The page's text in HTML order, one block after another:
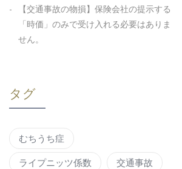
【交通事故の物損】保険会社の提示する
「時価」のみで受け入れる必要はありま
せん。
タグ
むちうち症
ライプニッツ係数
交通事故